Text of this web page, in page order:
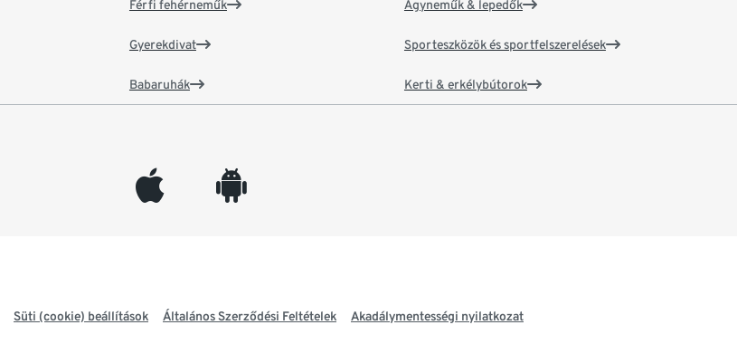
Férfi fehérneműk
Gyerekdivat
Babaruhák
Ágyneműk & lepedők
Sporteszközök és sportfelszerelések
Kerti & erkélybútorok
appleinc android
Süti (cookie) beállítások Általános Szerződési Feltételek Akadálymentességi nyilatkozat